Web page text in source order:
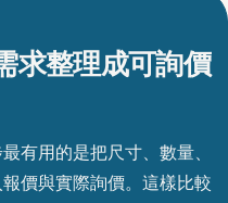
求整理成可詢價
有用的是把尺寸、數量、
價與實際詢價。這樣比較